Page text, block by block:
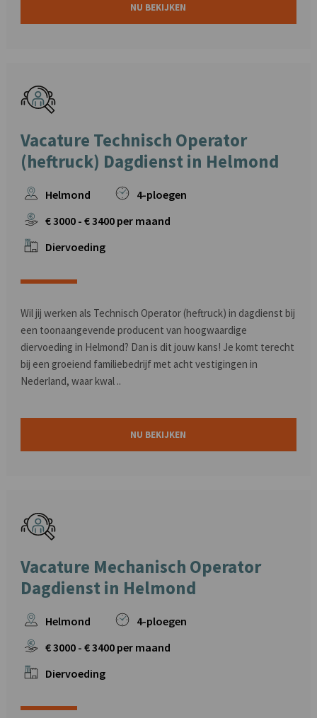
NU BEKIJKEN
Vacature Technisch Operator
(heftruck) Dagdienst in Helmond
Helmond
4-ploegen
€3000 - €3400 per maand
Diervoeding
Wil jij werken als Technisch Operator (heftruck) in dagdienst bij
een toonaangevende producent van hoogwaardige
diervoeding in Helmond? Dan is dit jouw kans! Je komt terecht
bij een groeiend familiebedrijf met acht vestigingen in
Nederland, waar kwal ..
NU BEKIJKEN
Vacature Mechanisch Operator
Dagdienst in Helmond
Helmond
4-ploegen
€3000 - €3400 per maand
Diervoeding